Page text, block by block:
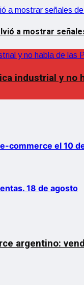
a mostrar
industrial y no
commerce el 10
18 de agosto
argentino: